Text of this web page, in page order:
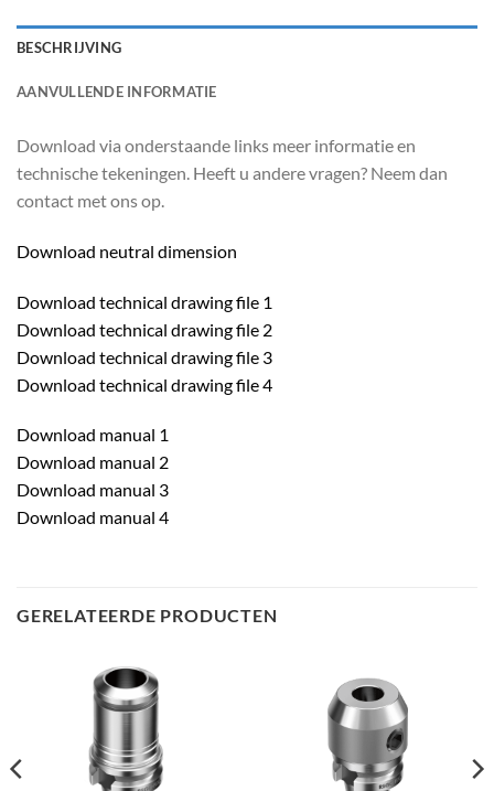
BESCHRIJVING
AANVULLENDE INFORMATIE
Download via onderstaande links meer informatie en
technische tekeningen. Heeft u andere vragen? Neem dan
contact met ons op.
Download neutral dimension
Download technical drawing file 1
Download technical drawing file 2
Download technical drawing file 3
Download technical drawing file 4
Download manual 1
Download manual 2
Download manual 3
Download manual 4
GERELATEERDE PRODUCTEN